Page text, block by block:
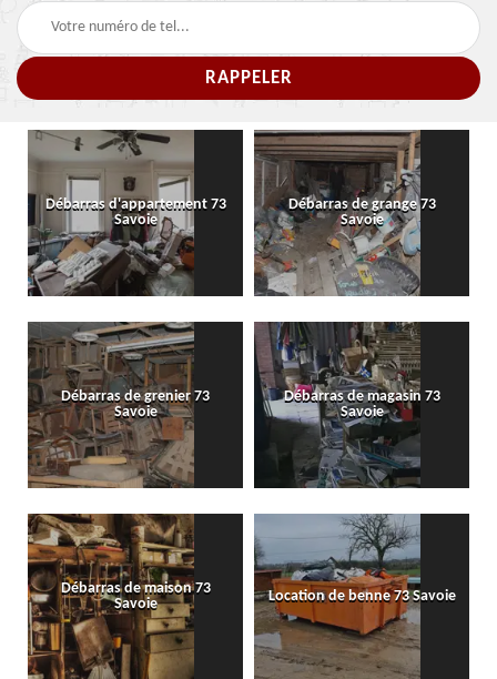
Débarras d'appartement 73
Savoie
Débarras de grange 73
Savoie
Débarras de grenier 73
Savoie
Débarras de magasin 73
Savoie
Débarras de maison 73
Savoie
Location de benne 73 Savoie